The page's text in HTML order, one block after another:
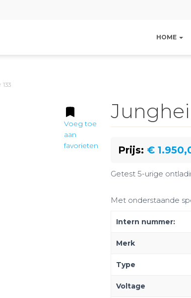
HOME
Voeg toe
aan
favorieten
Prijs: €
Getest 5-urige
Met onderstaande
Intern nummer:
Merk
Type
Voltage